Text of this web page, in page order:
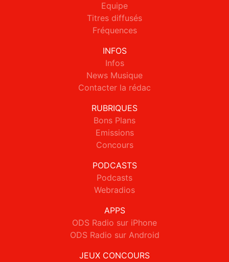
Equipe
Titres diffusés
Fréquences
INFOS
Infos
News Musique
Contacter la rédac
RUBRIQUES
Bons Plans
Emissions
Concours
PODCASTS
Podcasts
Webradios
APPS
ODS Radio sur iPhone
ODS Radio sur Android
JEUX CONCOURS